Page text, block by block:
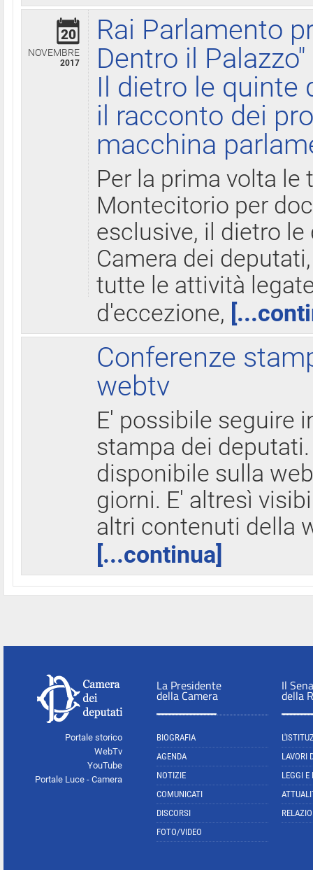
20
NOVEMBRE
2017
Rai Parlamento
Dentro il Palazzo"
Il dietro le quinte
il racconto dei
macchina
Per la prima volta le
Montecitorio per
esclusive, il dietro
Camera dei
tutte le attività
d'eccezione,
Conferenze
webtv
E' possibile seguire
stampa dei
disponibile sulla
giorni. E' altresì
altri contenuti della
[...continua]
Portale storico
WebTv
YouTube
Portale Luce - Camera
La Presidente
della Camera
BIOGRAFIA
AGENDA
NOTIZIE
COMUNICATI
DISCORSI
FOTO/VIDEO
Il
della
LAVORI
LEGGI E